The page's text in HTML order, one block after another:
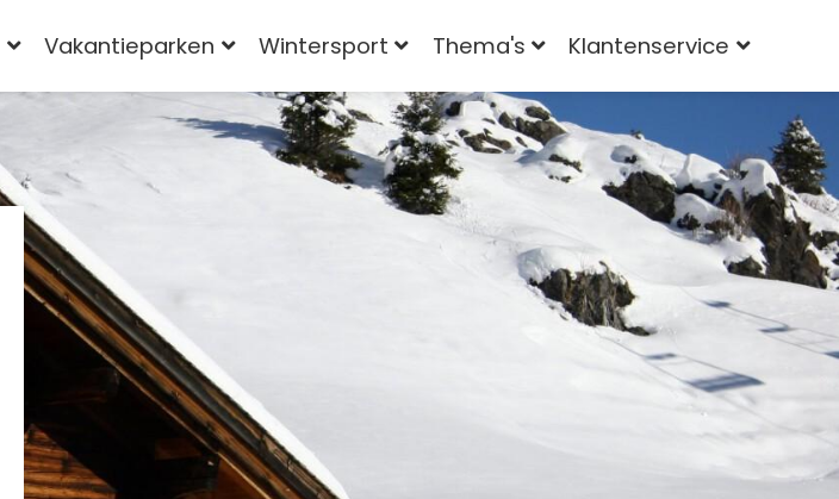
Vakantieparken Wintersport Thema's Klantenservice